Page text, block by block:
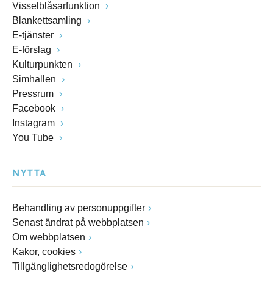
Visselblåsarfunktion
Blankettsamling
E-tjänster
E-förslag
Kulturpunkten
Simhallen
Pressrum
Facebook
Instagram
You Tube
NYTTA
Behandling av personuppgifter
Senast ändrat på webbplatsen
Om webbplatsen
Kakor, cookies
Tillgänglighetsredogörelse